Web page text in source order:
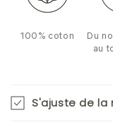
100% coton
Du
au
S'ajuste de